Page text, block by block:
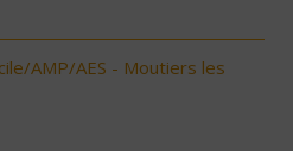
AMP/AES - Moutiers les